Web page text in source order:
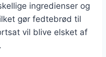
ingredienser og
gør fedtebrød til
vil blive elsket af